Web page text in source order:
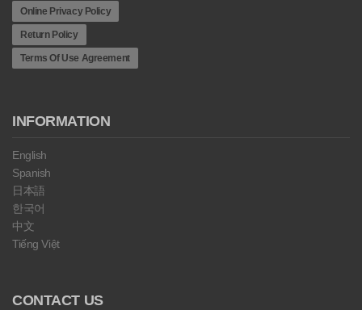
Online Privacy Policy
Return Policy
Terms Of Use Agreement
INFORMATION
English
Spanish
日本語
한국어
中文
Tiếng Việt
CONTACT US